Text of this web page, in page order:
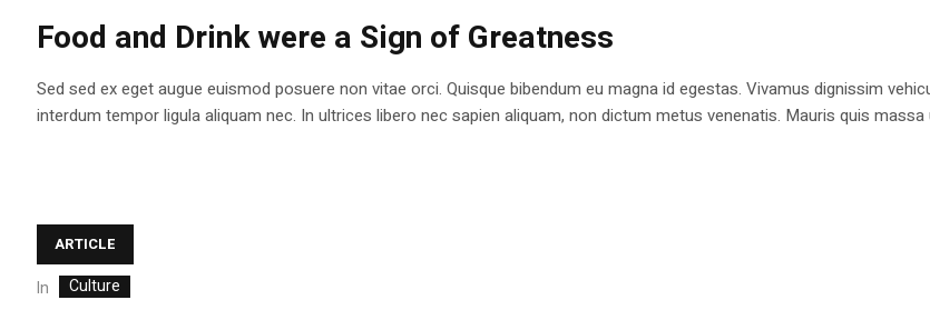
Food and Drink were a Sign of Greatness
Sed sed ex eget augue euismod posuere non vitae orci. Quisque bibendum eu magna id egestas. Vivamus dignissim
interdum tempor ligula aliquam nec. In ultrices libero nec sapien aliquam, non dictum metus venenatis. Mauris quis
ARTICLE
In Culture